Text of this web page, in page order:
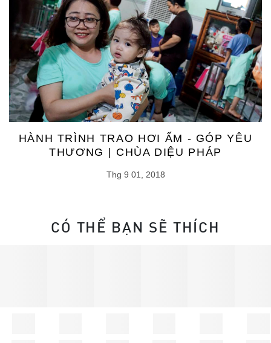
HÀNH TRÌNH TRAO HƠI ẤM - GÓP YÊU
THƯƠNG | CHÙA DIỆU PHÁP
Thg 9 01, 2018
CÓ THỂ BẠN SẼ THÍCH